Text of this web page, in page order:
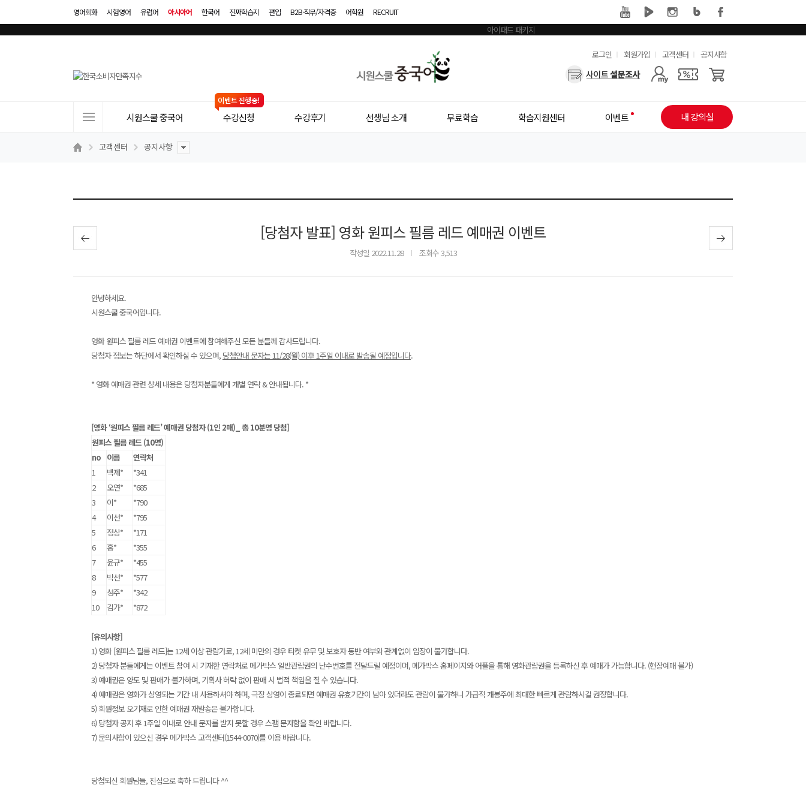
영어회화 시험영어 유럽어 아시아어 한국어 진짜학습지 편입 B2B·직무/자격증 어학원 RECRUIT
어
유
용
로그인 회원가입 고객센터 공지사항
사
트
시원스쿨 중국어 수강신청 수강후기 선생님 소개 무료학습 학습지원센터 이벤트 내 강의실
고객센터 공지사항
[당첨자 발표] 영화 원피스 필름 레드 예매권 이벤트
작성일 2022.11.28 조회수 3,513
안녕하세요.
시원스쿨 중국어입니다.
영화 원피스 필름 레드 예매권 이벤트에 참여해주신 모든 분들께 감사드립니다.
당첨자 정보는 하단에서 확인하실 수 있으며, 당첨안내 문자는 11/28(월) 이후 1주일 이내로 발송될 예정입니다.
* 영화 예매권 관련 상세 내용은 당첨자분들에게 개별 연락 & 안내됩니다. *
[영화 ‘원피스 필름 레드’ 예매권 당첨자 (1인 2매)_ 총 10분명 당첨]
원피스 필름 레드 (10명)
no 이름
연락처
1
백제*
*341
2
오연*
*685
3
이*
*790
4
이선*
*795
5
정상*
*171
6
홍*
*355
7
윤규*
*455
8
박선*
*577
9
성주*
*342
10
김가* *872
[유의사항]
1) 영화 [원피스 필름 레드]는 12세 이상 관람가로, 12세 미만의 경우 티켓 유무 및 보호자 동반 여부와 관계없이 입장이 불가합니다.
2) 당첨자 분들에게는 이벤트 참여 시 기재한 연락처로 메가박스 일반관람권의 난수번호를 전달드릴 예정이며, 메가박스 홈페이지와 어플을 통해 영화관람권을 등록하신 후 예매가 가능합니다. (현장예매 불가)
3) 예매권은 양도 및 판매가 불가하며, 기획사 허락 없이 판매 시 법적 책임을 질 수 있습니다.
4) 예매권은 영화가 상영되는 기간 내 사용하셔야 하며, 극장 상영이 종료되면 예매권 유효기간이 남아 있더라도 관람이 불가하니 가급적 개봉주에 최대한 빠르게 관람하시길 권장합니다.
5) 회원정보 오기재로 인한 예매권 재발송은 불가합니다.
6) 당첨자 공지 후 1주일 이내로 안내 문자를 받지 못할 경우 스팸 문자함을 확인 바랍니다.
7) 문의사항이 있으신 경우 메가박스 고객센터(1544-0070)를 이용 바랍니다.
당첨되신 회원님들, 진심으로 축하 드립니다 ^^